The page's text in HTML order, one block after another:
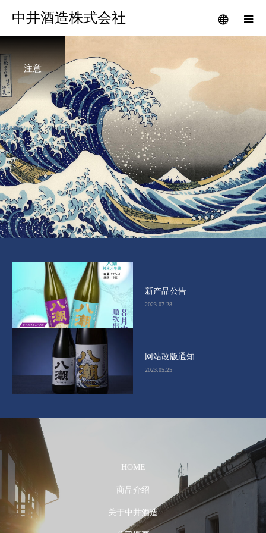
中井酒造株式会社
注意
新产品公告
2023.07.28
网站改版通知
2023.05.25
HOME
商品介绍
关于中井酒造